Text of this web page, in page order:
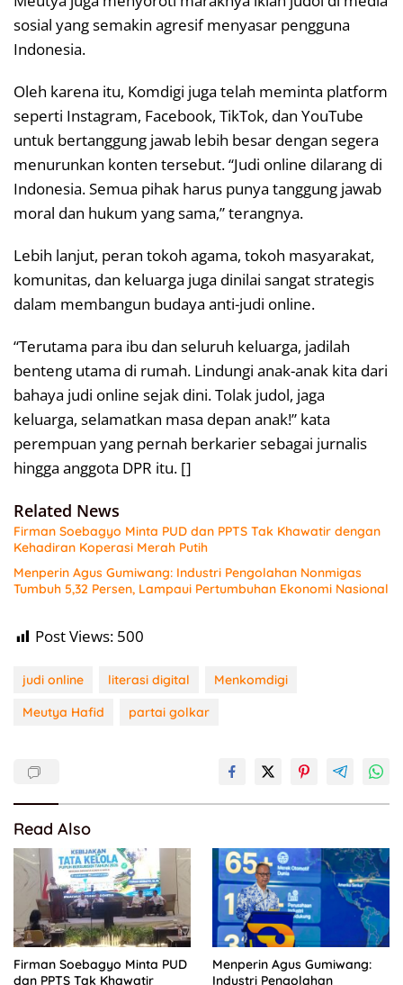
sosial yang semakin agresif menyasar pengguna
Indonesia.
Oleh karena itu, Komdigi juga telah meminta platform
seperti Instagram, Facebook, TikTok, dan YouTube
untuk bertanggung jawab lebih besar dengan segera
menurunkan konten tersebut. “Judi online dilarang di
Indonesia. Semua pihak harus punya tanggung jawab
moral dan hukum yang sama,” terangnya.
Lebih lanjut, peran tokoh agama, tokoh masyarakat,
komunitas, dan keluarga juga dinilai sangat strategis
dalam membangun budaya anti-judi online.
“Terutama para ibu dan seluruh keluarga, jadilah
benteng utama di rumah. Lindungi anak-anak kita dari
bahaya judi online sejak dini. Tolak judol, jaga
keluarga, selamatkan masa depan anak!” kata
perempuan yang pernah berkarier sebagai jurnalis
hingga anggota DPR itu. []
Related News
Firman Soebagyo Minta PUD dan PPTS Tak Khawatir dengan
Kehadiran Koperasi Merah Putih
Menperin Agus Gumiwang: Industri Pengolahan Nonmigas
Tumbuh 5,32 Persen, Lampaui Pertumbuhan Ekonomi Nasional
Post Views: 500
judi online literasi digital
Menkomdigi
Meutya Hafid
partai golkar
Read Also
Firman Soebagyo Minta PUD
dan PPTS Tak Khawatir
Menperin Agus Gumiwang:
Industri Pengolahan